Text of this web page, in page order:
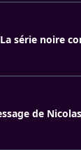
série noire
de